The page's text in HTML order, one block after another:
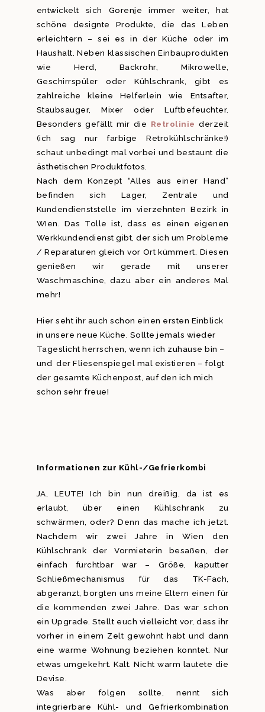
entwickelt sich Gorenje immer weiter, hat
schöne designte Produkte, die das Leben
erleichtern – sei es in der Küche oder im
Haushalt. Neben klassischen Einbauprodukten
wie Herd, Backrohr, Mikrowelle,
Geschirrspüler oder Kühlschrank, gibt es
zahlreiche kleine Helferlein wie Entsafter,
Staubsauger, Mixer oder Luftbefeuchter.
Besonders gefällt mir die Retrolinie derzeit
(ich sag nur farbige Retrokühlschränke!)
schaut unbedingt mal vorbei und bestaunt die
ästhetischen Produktfotos.
Nach dem Konzept “Alles aus einer Hand”
befinden sich Lager, Zentrale und
Kundendienststelle im vierzehnten Bezirk in
WIen. Das Tolle ist, dass es einen eigenen
Werkkundendienst gibt, der sich um Probleme
/ Reparaturen gleich vor Ort kümmert. Diesen
genießen wir gerade mit unserer
Waschmaschine, dazu aber ein anderes Mal
mehr!
Hier seht ihr auch schon einen ersten Einblick
in unsere neue Küche. Sollte jemals wieder
Tageslicht herrschen, wenn ich zuhause bin –
und der Fliesenspiegel mal existieren – folgt
der gesamte Küchenpost, auf den ich mich
schon sehr freue!
Informationen zur Kühl-/Gefrierkombi
JA, LEUTE! Ich bin nun dreißig, da ist es
erlaubt, über einen Kühlschrank zu
schwärmen, oder? Denn das mache ich jetzt.
Nachdem wir zwei Jahre in Wien den
Kühlschrank der Vormieterin besaßen, der
einfach furchtbar war – Größe, kaputter
Schließmechanismus für das TK-Fach,
abgeranzt, borgten uns meine Eltern einen für
die kommenden zwei Jahre. Das war schon
ein Upgrade. Stellt euch vielleicht vor, dass ihr
vorher in einem Zelt gewohnt habt und dann
eine warme Wohnung beziehen konntet. Nur
etwas umgekehrt. Kalt. Nicht warm lautete die
Devise.
Was aber folgen sollte, nennt sich
integrierbare Kühl- und Gefrierkombination